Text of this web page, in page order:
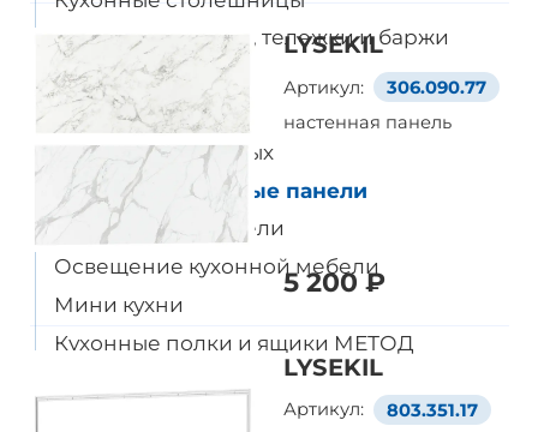
на европейском сайте IKEA?
Тогда просто добавляйте
их в корзину по артикулу
Перейти в корзину
Кухонные острова, тележки и баржи
Полки для кухни
Ручки и ручки
Полки для кладовых
Кухонные стеновые панели
Кухонные смесители
Освещение кухонной мебели
Мини кухни
Кухонные полки и ящики МЕТОД
Столы и стулья
LYSEKIL
Артикул:
306.090.77
настенная панель
5 200 ₽
LYSEKIL
Артикул:
803.351.17